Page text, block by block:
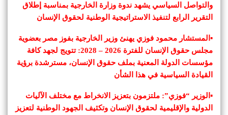
والتواصل السياسي يشهد ندوة وزارة الخارجية بمناسبة إطلاق
التقرير الرابع لتنفيذ الاستراتيجية الوطنية لحقوق الإنسان
▪︎المستشار محمود فوزي يهنئ وزير الخارجية بفوز مصر بعضوية
مجلس حقوق الإنسان للفترة 2026 – 2028: تتويج لجهد كافة
مؤسسات الدولة المعنية بملف حقوق الإنسان، مسترشدة برؤية
القيادة السياسية في هذا الشأن
▪︎الوزير “فوزي”: ملتزمون بتعزيز الانخراط مع مختلف الآليات
الدولية والإقليمية لحقوق الإنسان وتكثيف الجهود الوطنية لتعزيز